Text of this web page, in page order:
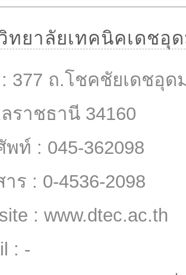
ทยาลัยเทคนิคเดชอุ
377 ถ.โชคชัยเดชอุด
ราชธานี 34160
ท์ : 045-362098
ร : 0-4536-2098
: www.dtec.ac.th
: -